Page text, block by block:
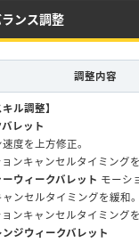
ンス調整
調整内容
ル調整】
レット
度を上方修正。
ンキャンセルタイミングを
ウィークバレット モーシ
ンセルタイミングを緩和。
ンキャンセルタイミングを
ジウィークバレット